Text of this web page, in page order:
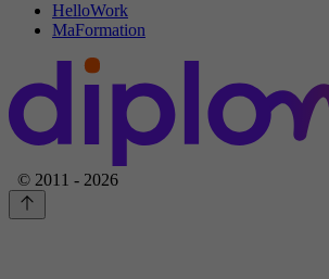
HelloWork
MaFormation
© 2011 - 2026